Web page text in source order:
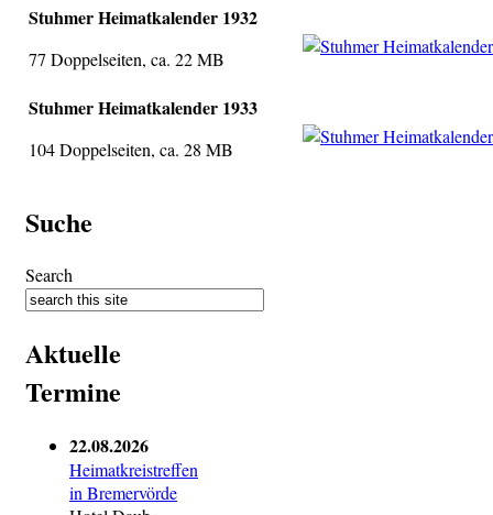
Stuhmer Heimatkalender 1932
77 Doppelseiten, ca. 22 MB
Stuhmer Heimatkalender 1933
104 Doppelseiten, ca. 28 MB
Suche
Search
Aktuelle
Termine
22.08.2026
Heimatkreistreffen
in Bremervörde